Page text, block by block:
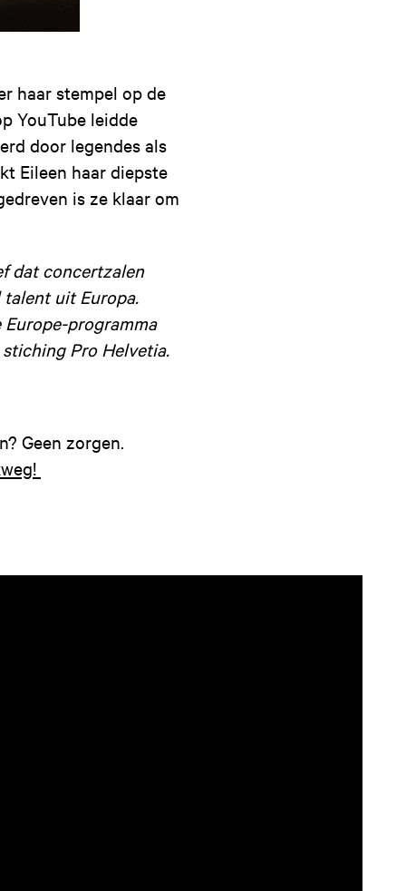
haar stempel op de
YouTube leidde
door legendes als
Eileen haar diepste
is ze klaar om
dat concertzalen
uit Europa.
programma
Pro Helvetia.
Geen zorgen.